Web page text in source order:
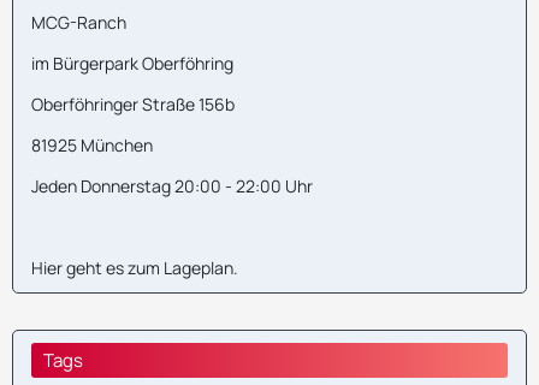
MCG-Ranch
im Bürgerpark Oberföhring
Oberföhringer Straße 156b
81925 München
Jeden Donnerstag 20:00 - 22:00 Uhr
Hier geht es zum Lageplan.
Tags